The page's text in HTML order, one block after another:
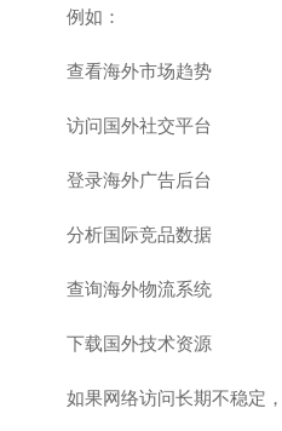
例如：
查看海外市场趋势
访问国外社交平台
登录海外广告后台
分析国际竞品数据
查询海外物流系统
下载国外技术资源
如果网络访问长期不稳定